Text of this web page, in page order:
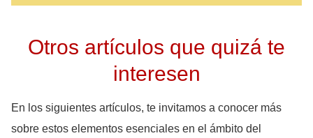
Otros artículos que quizá te
interesen
En los siguientes artículos, te invitamos a conocer más
sobre estos elementos esenciales en el ámbito del